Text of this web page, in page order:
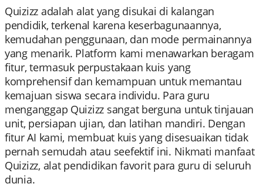
Quizizz adalah alat yang disukai di kalangan
pendidik, terkenal karena keserbagunaannya,
kemudahan penggunaan, dan mode permainannya
yang menarik. Platform kami menawarkan beragam
fitur, termasuk perpustakaan kuis yang
komprehensif dan kemampuan untuk memantau
kemajuan siswa secara individu. Para guru
menganggap Quizizz sangat berguna untuk tinjauan
unit, persiapan ujian, dan latihan mandiri. Dengan
fitur AI kami, membuat kuis yang disesuaikan tidak
pernah semudah atau seefektif ini. Nikmati manfaat
Quizizz, alat pendidikan favorit para guru di seluruh
dunia.